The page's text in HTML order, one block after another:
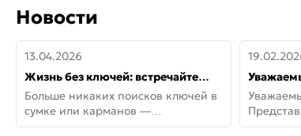
Новости
13.04.2026
Жизнь без ключей: встречайте
новую дверь СИТИ ИНТЕГРА
АйКью!
Больше никаких поисков ключей в
сумке или карманов —
представляем СИТИ ИНТЕГРА
новинки
новинки